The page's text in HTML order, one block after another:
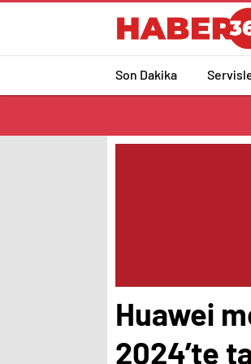
Son Dakika
Huawei
2024’te